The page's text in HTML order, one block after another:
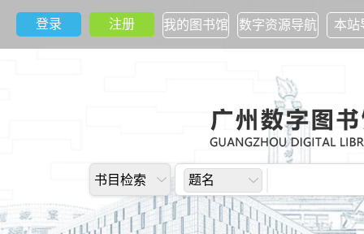
登录 注册 我的图书馆 数字资源导航 本站
书目检索 题名